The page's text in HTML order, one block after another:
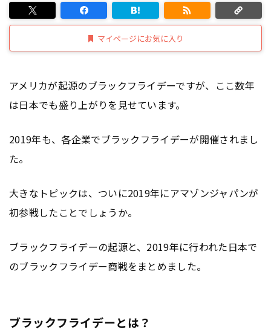
マイページにお気に入り
アメリカが起源のブラックフライデーですが、ここ数年
は日本でも盛り上がりを見せています。
2019年も、各企業でブラックフライデーが開催されまし
た。
大きなトピックは、ついに2019年にアマゾンジャパンが
初参戦したことでしょうか。
ブラックフライデーの起源と、2019年に行われた日本で
のブラックフライデー商戦をまとめました。
ブラックフライデーとは？